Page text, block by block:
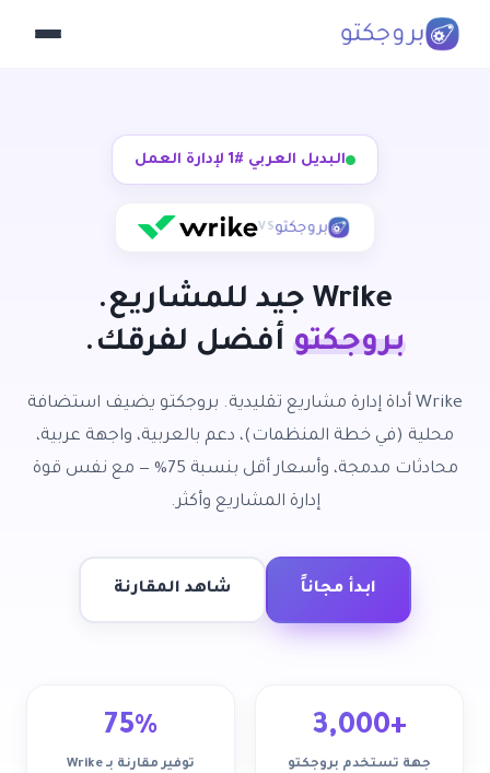
البديل العربي #1 لإدارة العمل
VS
Wrike جيد للمشاريع.
بروجكتو أفضل لفرقك.
Wrike أداة إدارة مشاريع تقليدية. بروجكتو يضيف استضافة
محلية (في خطة المنظمات)، دعم بالعربية، واجهة عربية،
محادثات مدمجة، وأسعار أقل بنسبة 75% — مع نفس قوة
إدارة المشاريع وأكثر.
ابدأ مجاناً شاهد المقارنة
+3,000
جهة تستخدم بروجكتو
75%
توفير مقارنة بـ Wrike